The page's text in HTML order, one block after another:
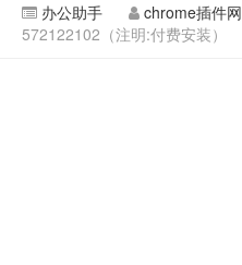
办公助手 chrome插件网
572122102（注明:付费安装）